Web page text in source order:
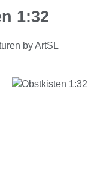
1:32
by ArtSL